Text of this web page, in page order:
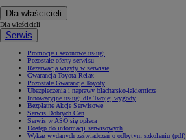
Dla właścicieli
Dla właścicieli
Serwis
Promocje i sezonowe usługi
Pozostałe oferty serwisu
Rezerwacja wizyty w serwisie
Gwarancja Toyota Relax
Pozostałe Gwarancje Toyoty
Ubezpieczenia i naprawy blacharsko-lakiernicze
Innowacyjne usługi dla Twojej wygody
Bezpłatne Akcje Serwisowe
Serwis Dobrych Cen
Serwis w ASO się opłaca
Dostęp do informacji serwisowych
Wykaz wydanych zaświadczeń o odbytym szkoleniu (pdf)